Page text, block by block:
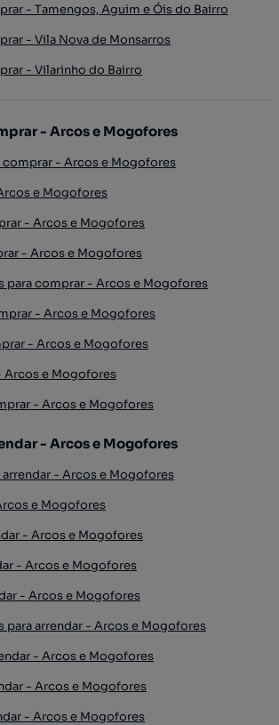
- Tamengos, Aguim e Óis do Bairro
- Vila Nova de Monsarros
- Vilarinho do Bairro
- Arcos e Mogofores
- Arcos e Mogofores
e Mogofores
- Arcos e Mogofores
- Arcos e Mogofores
para comprar - Arcos e Mogofores
- Arcos e Mogofores
- Arcos e Mogofores
Arcos e Mogofores
- Arcos e Mogofores
- Arcos e Mogofores
- Arcos e Mogofores
e Mogofores
- Arcos e Mogofores
- Arcos e Mogofores
- Arcos e Mogofores
para arrendar - Arcos e Mogofores
- Arcos e Mogofores
- Arcos e Mogofores
- Arcos e Mogofores